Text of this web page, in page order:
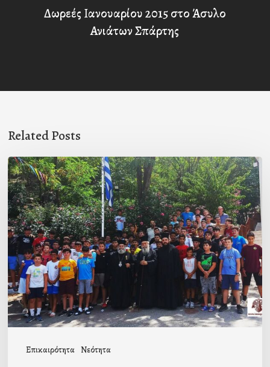
Δωρεές Ιανουαρίου 2015 στο Άσυλο
Ανιάτων Σπάρτης
Related Posts
Επικαιρότητα Νεότητα
Με
την
β΄
περίοδο
των
αγοριών
ολοκληρώθηκαν
οι
φετινές